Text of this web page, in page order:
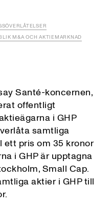
M&A OCH AKTIEMARKNAD
Santé-koncernen,
offentligt
i GHP
samtliga
ett pris om 35 kronor
i GHP är upptagna
Small Cap.
aktier i GHP till